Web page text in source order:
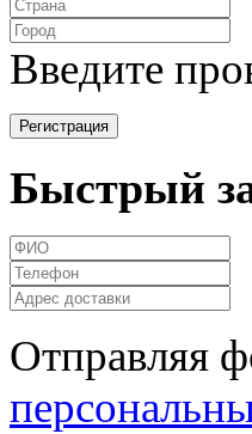
Введите
Быстрый
Отправляя